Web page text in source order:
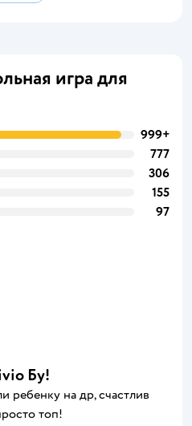
игра для
999+
777
306
155
97
Бу!
ребенку на др, счастлив
топ!